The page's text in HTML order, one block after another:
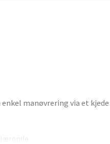
manøvrering via et